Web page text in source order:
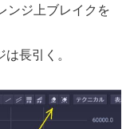
ンジ上ブレイクを
長引く。